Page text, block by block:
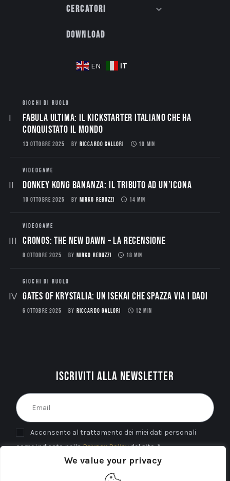
We value your privacy
Cercatori
Download
EN IT
GIOCHI DI RUOLO
Fabula Ultima: il Kickstarter italiano che ha
conquistato il mondo
13 OTTOBRE 2025 BY RICCARDO GALLORI 10 MIN
VIDEOGAME
Donkey Kong Bananza: Il Tributo ad un’Icona
10 OTTOBRE 2025 BY MIRKO REBUZZI 14 MIN
VIDEOGAME
CRONOS: THE NEW DAWN – La Recensione
8 OTTOBRE 2025 BY MIRKO REBUZZI 18 MIN
GIOCHI DI RUOLO
Gates of Krystalia: Un Isekai che spazza via i dadi
6 OTTOBRE 2025 BY RICCARDO GALLORI 12 MIN
Iscriviti alla newsletter
Acconsento al trattamento dei miei dati personali
come indicato nellaPrivacy Policydel sito. *
INVIA